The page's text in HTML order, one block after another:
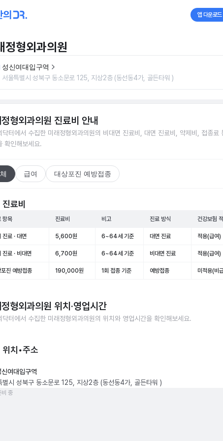
앱 다운로드
정형외과의원
성신여대입구역
서울특별시 성북구 동소문로 125, 지상2층 (동선동4가, 골든타워 )
형외과의원 진료비 안내
닥터에서 수집한 미래정형외과의원의 비대면 진료비, 대면 진료비, 약제비, 접종료
확인해보세요.
급여 대상포진 예방접종
료비
항목 진료비 비고 진료 방식 건강보험
진료 · 대면 5,600원 6~64세 기준 대면 진료 적용(급여)
진료 · 비대면 6,700원 6~64세 기준 비대면 진료 적용(급여)
진 예방접종 190,000원 1회 접종 기준 예방접종 미적용(비
형외과의원 위치·영업시간
닥터에서 수집한 미래정형외과의원의 위치와 영업시간을 확인해보세요.
위치•주소
신여대입구역
별시 성북구 동소문로 125, 지상2층 (동선동4가, 골든타워 )
비 중